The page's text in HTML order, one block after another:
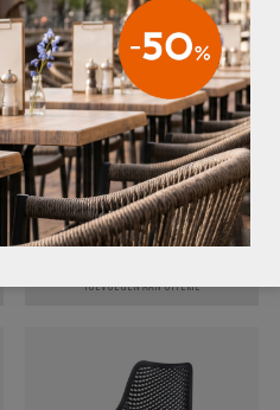
TERRASSTOEL CADZAND ZWART €42,50
TOEVOEGEN AAN OFFERTE